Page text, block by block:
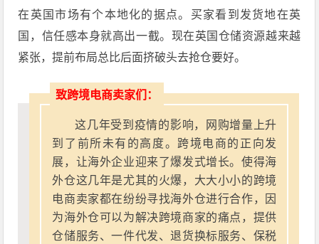
在英国市场有个本地化的据点。买家看到发货地在英
国，信任感本身就高出一截。现在英国仓储资源越来越
紧张，提前布局总比后面挤破头去抢仓要好。
致跨境电商卖家们：
这几年受到疫情的影响，网购增量上升
到了前所未有的高度。跨境电商的正向发
展，让海外企业迎来了爆发式增长。使得海
外仓这几年是尤其的火爆，大大小小的跨境
电商卖家都在纷纷寻找海外仓进行合作，因
为海外仓可以为解决跨境商家的痛点，提供
仓储服务、一件代发、退货换标服务、保税